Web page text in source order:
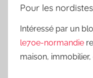
Pour les nordistes
Intéressé par un
le70e-normandie
maison, immobilier,